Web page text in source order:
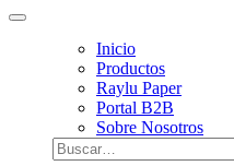
Inicio
Productos
Raylu Paper
Portal B2B
Sobre Nosotros